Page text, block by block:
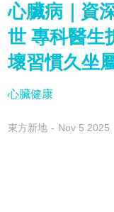
心臟病｜資
世 專科醫生
壞習慣久坐
心臟健康
東方新地 Nov 5 2025